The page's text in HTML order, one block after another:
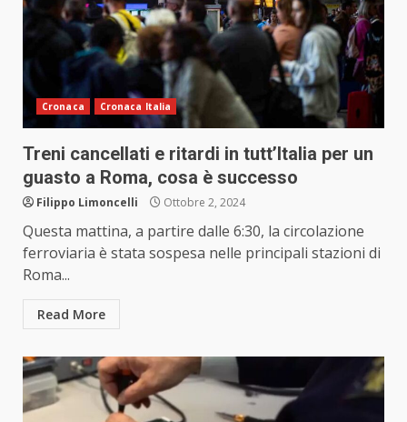
Cronaca Cronaca Italia
Treni cancellati e ritardi in tutt’Italia per un
guasto a Roma, cosa è successo
Filippo Limoncelli Ottobre 2, 2024
Questa mattina, a partire dalle 6:30, la circolazione
ferroviaria è stata sospesa nelle principali stazioni di
Roma...
Read More